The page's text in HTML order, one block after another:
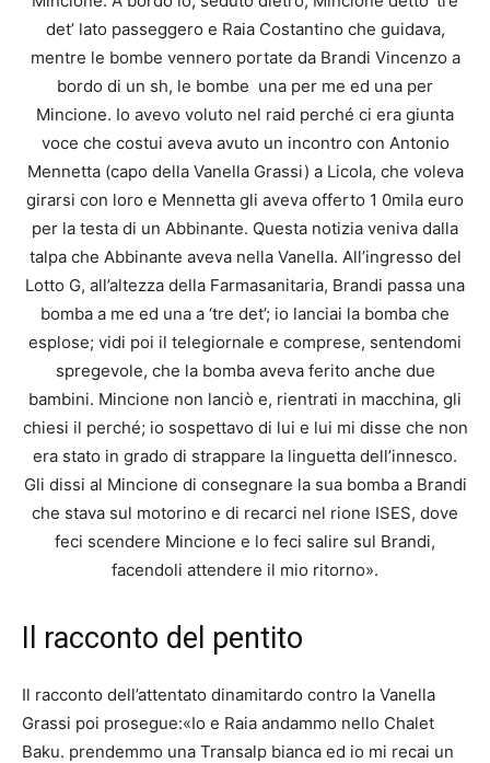
det’ lato passeggero e Raia Costantino che guidava,
mentre le bombe vennero portate da Brandi Vincenzo a
bordo di un sh, le bombe una per me ed una per
Mincione. Io avevo voluto nel raid perché ci era giunta
voce che costui aveva avuto un incontro con Antonio
Mennetta (capo della Vanella Grassi) a Licola, che voleva
girarsi con loro e Mennetta gli aveva offerto 1 0mila euro
per la testa di un Abbinante. Questa notizia veniva dalla
talpa che Abbinante aveva nella Vanella. All’ingresso del
Lotto G, all’altezza della Farmasanitaria, Brandi passa una
bomba a me ed una a ‘tre det’; io lanciai la bomba che
esplose; vidi poi il telegiornale e comprese, sentendomi
spregevole, che la bomba aveva ferito anche due
bambini. Mincione non lanciò e, rientrati in macchina, gli
chiesi il perché; io sospettavo di lui e lui mi disse che non
era stato in grado di strappare la linguetta dell’innesco.
Gli dissi al Mincione di consegnare la sua bomba a Brandi
che stava sul motorino e di recarci nel rione ISES, dove
feci scendere Mincione e lo feci salire sul Brandi,
facendoli attendere il mio ritorno».
Il racconto del pentito
Il racconto dell’attentato dinamitardo contro la Vanella
Grassi poi prosegue:«Io e Raia andammo nello Chalet
Baku. prendemmo una Transalp bianca ed io mi recai un